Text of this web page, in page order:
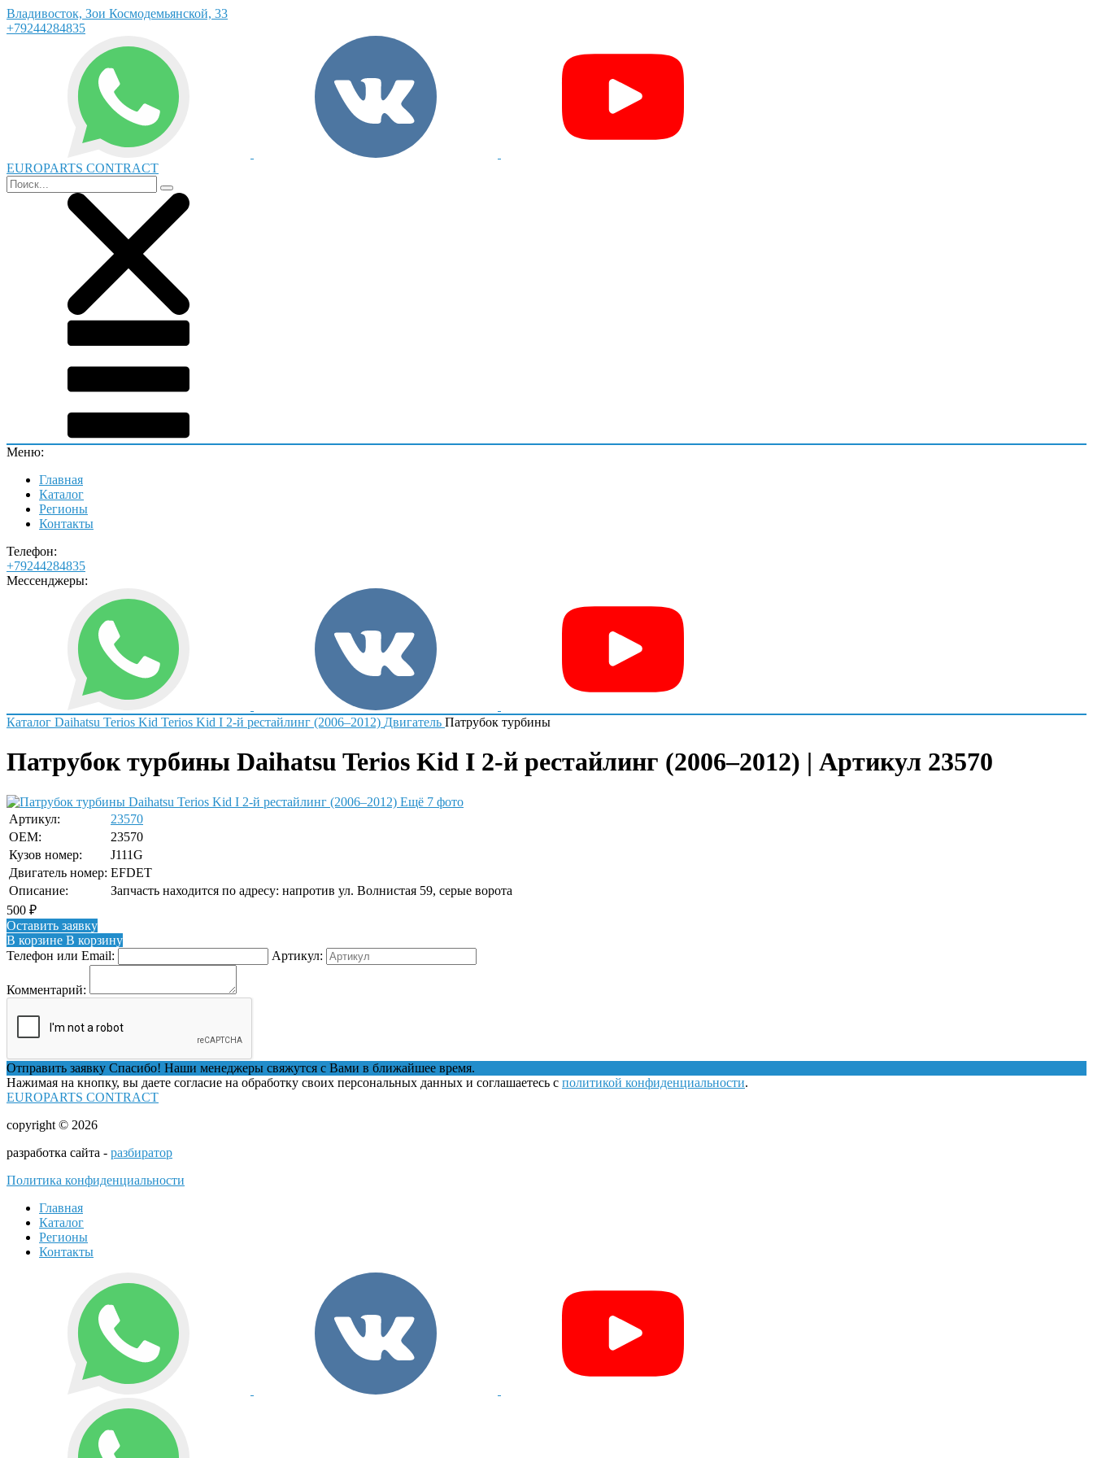
Владивосток, Зои Космодемьянской, 33
+79244284835
EUROPARTS CONTRACT
Меню:
Главная
Каталог
Регионы
Контакты
Телефон:
+79244284835
Мессенджеры:
Каталог Daihatsu Terios Kid Terios Kid I 2-й рестайлинг (2006–2012) Двигатель Патрубок турбины
Патрубок турбины Daihatsu Terios Kid I 2-й рестайлинг (2006–2012) | Артикул 23570
Ещё 7 фото
Артикул:
23570
OEM:
23570
Кузов номер:
J111G
Двигатель номер: EFDET
Описание:
Запчасть находится по адресу: напротив ул. Волнистая 59, серые ворота
500 ₽
Оставить заявку
В корзине В корзину
Телефон или Email:
Артикул:
Комментарий:
Отправить заявку Спасибо! Наши менеджеры свяжутся с Вами в ближайшее время.
Нажимая на кнопку, вы даете согласие на обработку своих персональных данных и соглашаетесь с политикой конфиденциальности.
EUROPARTS CONTRACT
copyright © 2026
разработка сайта - разбиратор
Политика конфиденциальности
Главная
Каталог
Регионы
Контакты